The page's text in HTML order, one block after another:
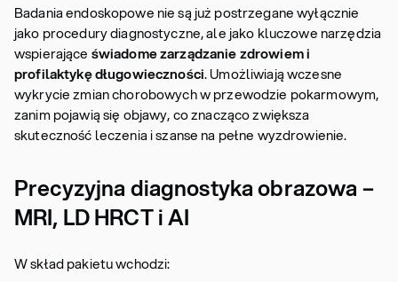
Badania endoskopowe nie są już postrzegane wyłącznie
jako procedury diagnostyczne, ale jako kluczowe narzędzia
wspierające świadome zarządzanie zdrowiem i
profilaktykę długowieczności. Umożliwiają wczesne
wykrycie zmian chorobowych w przewodzie pokarmowym,
zanim pojawią się objawy, co znacząco zwiększa
skuteczność leczenia i szanse na pełne wyzdrowienie.
Precyzyjna diagnostyka obrazowa –
MRI, LD HRCT i AI
W skład pakietu wchodzi: